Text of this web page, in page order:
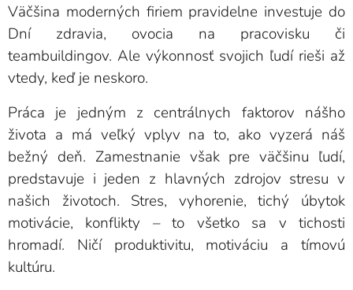
Väčšina moderných firiem pravidelne investuje do
Dní zdravia, ovocia na pracovisku či
teambuildingov. Ale výkonnosť svojich ľudí rieši až
vtedy, keď je neskoro.
Práca je jedným z centrálnych faktorov nášho
života a má veľký vplyv na to, ako vyzerá náš
bežný deň. Zamestnanie však pre väčšinu ľudí,
predstavuje i jeden z hlavných zdrojov stresu v
našich životoch. Stres, vyhorenie, tichý úbytok
motivácie, konflikty – to všetko sa v tichosti
hromadí. Ničí produktivitu, motiváciu a tímovú
kultúru.